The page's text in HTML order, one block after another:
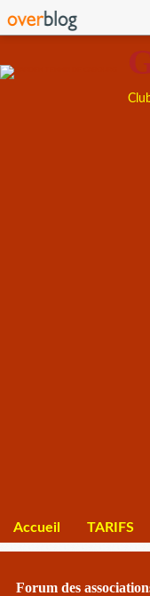
Accueil TARIFS
Forum des